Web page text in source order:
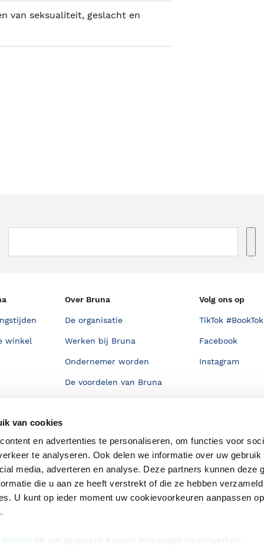
van cookies
en advertenties te personaliseren, om functies voor
te analyseren. Ook delen we informatie over uw
media, adverteren en analyse. Deze partners kunnen deze
die u aan ze heeft verstrekt of die ze hebben
U kunt op ieder moment uw cookievoorkeuren aanpassen op
.
die uw gegevens kunnen ontvangen en verwerken.
van seksualiteit, geslacht en
winkel
Over Bruna
De organisatie
Werken bij Bruna
Ondernemer worden
De voordelen van Bruna
Discriminerende boeken
Volg ons op
TikTok #BookTok
Facebook
Instagram